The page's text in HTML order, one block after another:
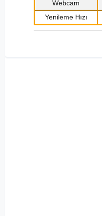
Webcam
Yenileme Hızı